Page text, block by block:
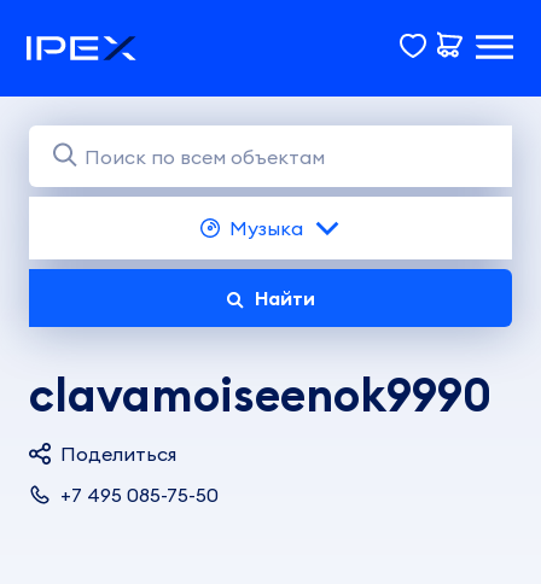
Музыка
Найти
clavamoiseenok9990
Поделиться
+7 495 085-75-50